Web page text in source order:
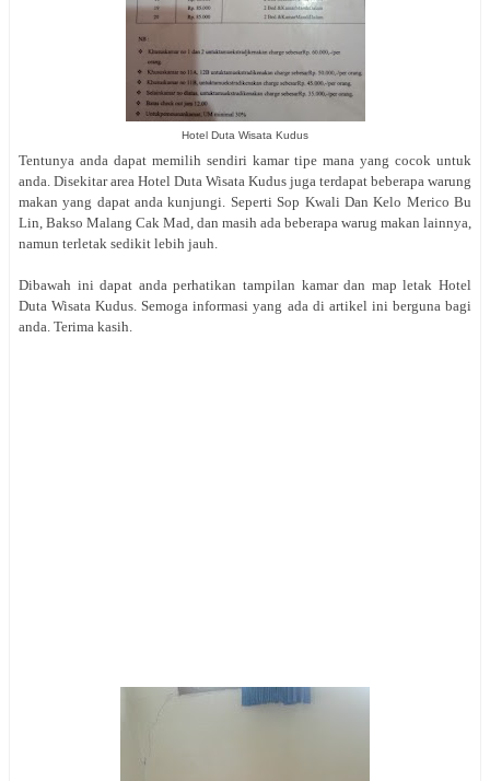
Hotel Duta Wisata Kudus
Tentunya anda dapat memilih sendiri kamar tipe mana yang cocok untuk
anda. Disekitar area Hotel Duta Wisata Kudus juga terdapat beberapa warung
makan yang dapat anda kunjungi. Seperti Sop Kwali Dan Kelo Merico Bu
Lin, Bakso Malang Cak Mad, dan masih ada beberapa warug makan lainnya,
namun terletak sedikit lebih jauh.
Dibawah ini dapat anda perhatikan tampilan kamar dan map letak Hotel
Duta Wisata Kudus. Semoga informasi yang ada di artikel ini berguna bagi
anda. Terima kasih.